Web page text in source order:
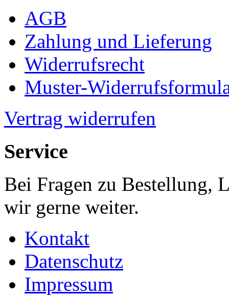
AGB
Zahlung und Lieferung
Widerrufsrecht
Muster-
Vertrag widerrufen
Service
Bei Fragen zu Bestellung,
wir gerne weiter.
Kontakt
Datenschutz
Impressum